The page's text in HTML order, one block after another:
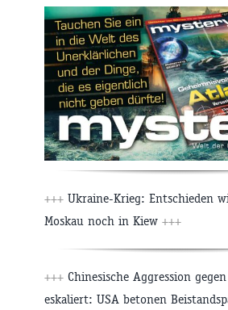
+++ Ukraine-Krieg: Entschieden
Moskau noch in Kiew +++
+++ Chinesische Aggression
eskaliert: USA betonen